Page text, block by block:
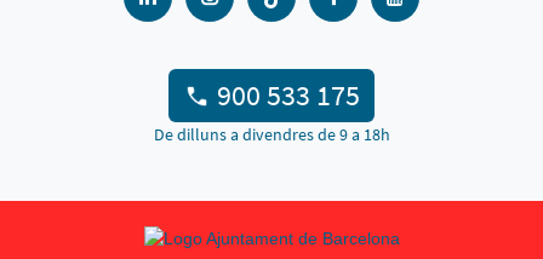
900 533 175
De dilluns a divendres de 9 a 18h